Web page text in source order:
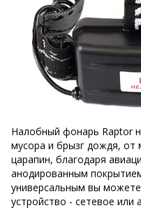
Налобный фонарь Raptor
мусора и брызг дождя, от
царапин, благодаря
анодированным
универсальным вы
устройство - сетевое или